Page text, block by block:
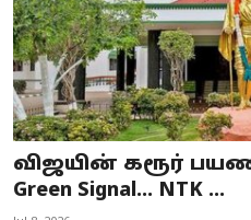
Tamilnadu
National
World
Astrology
விஜயின் கரூர்
Green Signal... NTK ...